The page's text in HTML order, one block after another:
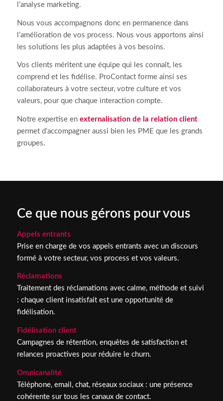
l’analyse marketing.
Nous vous accompagnons donc en permanence dans
l’amélioration de vos process. Nous vous apportons ainsi
les solutions les plus adaptées à vos besoins.
Vos clients méritent une équipe qui les connaît, les
comprend et les fidélise. ProContact forme ainsi ses
collaborateurs à votre secteur, votre culture et vos
valeurs, pour que chaque interaction compte.
Notre expertise en externalisation de la relation client
permet d’accompagner aussi bien les PME que les grands
groupes.
Ce que nous gérons pour vous
Appels entrants
Prise en charge de vos appels entrants avec un discours
formé à votre secteur, vos process et vos valeurs.
Réclamations
Traitement des réclamations avec calme, méthode et suivi
: chaque client insatisfait est une opportunité de
fidélisation.
Fidélisation client
Campagnes de rétention, enquêtes de satisfaction et
relances proactives pour réduire le churn.
Omnicanalité
Téléphone, email, chat, réseaux sociaux : une présence
cohérente sur tous les canaux de contact.